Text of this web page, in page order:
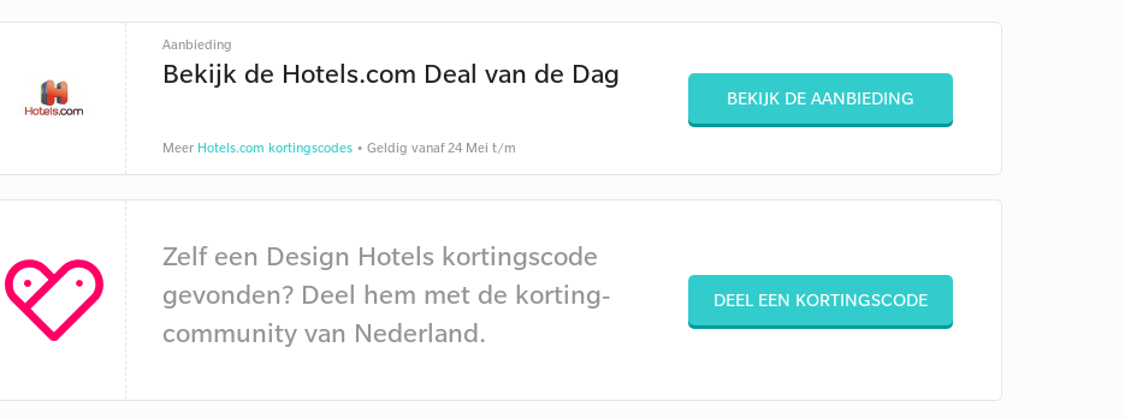
Aanbieding
Bekijk de Hotels.com Deal van de Dag
Meer Hotels.com kortingscodes• Geldig vanaf 24 Mei t/m
BEKIJK DE AANBIEDING
Zelf een Design Hotels kortingscode
gevonden? Deel hem met de korting-
community van Nederland.
DEEL EEN KORTINGSCODE